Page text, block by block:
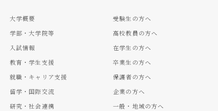
大学概要
学部・大学院等
入試情報
教育・学生支援
就職・キャリア支援
留学・国際交流
研究・社会連携
受験生の方へ
高校教員の方へ
在学生の方へ
卒業生の方へ
保護者の方へ
企業の方へ
一般・地域の方へ